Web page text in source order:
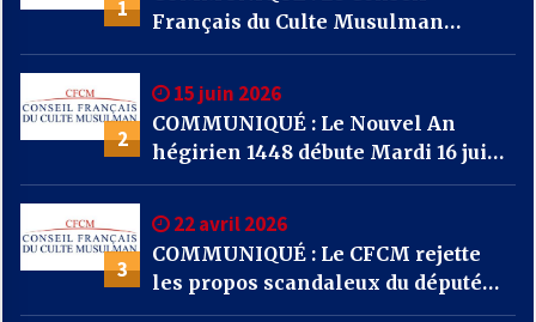
1
Français du Culte Musulman
(CFCM) appelle l’ensemble des
par la prière et la solidarité face
aux incendies qui frappent notre
pays.
2
15 juin 2026
COMMUNIQUÉ : Le Nouvel An
hégirien 1448 débute Mardi 16 juin
2026
3
22 avril 2026
COMMUNIQUÉ : Le CFCM rejette
les propos scandaleux du député
RN Julien Odoul.